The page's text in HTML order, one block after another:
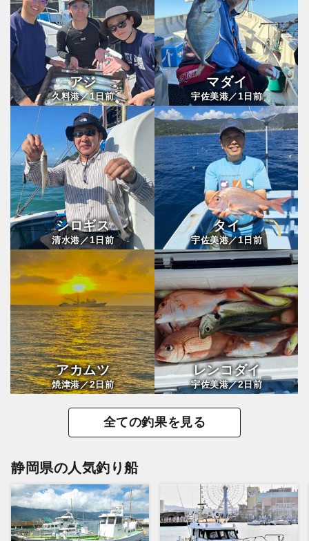
アジ
久料港／1日前
マダイ
宇佐美港／ 1日前
シロギス
清水港／1 日前
タイ
宇佐美港／1日前
アカムツ
焼津港／2日前
レンコダイ
宇佐美港／2日前
全ての釣果を見る
静岡県の人気釣り船